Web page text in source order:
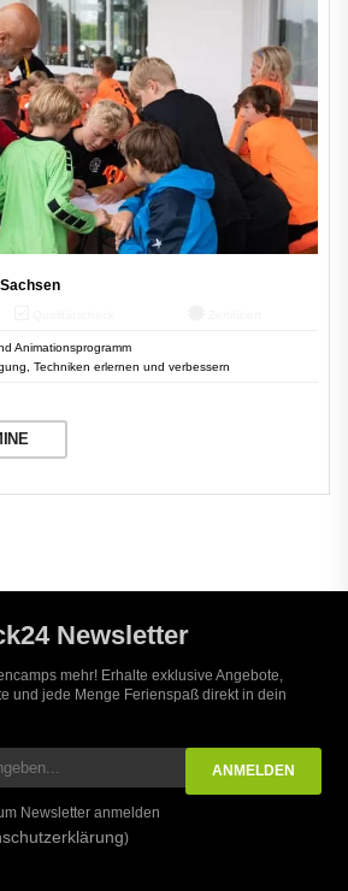
Animationsprogramm
Techniken erlernen und verbessern
Newsletter
mehr! Erhalte exklusive Angebote,
und jede Menge Ferienspaß direkt in dein
Newsletter anmelden
)